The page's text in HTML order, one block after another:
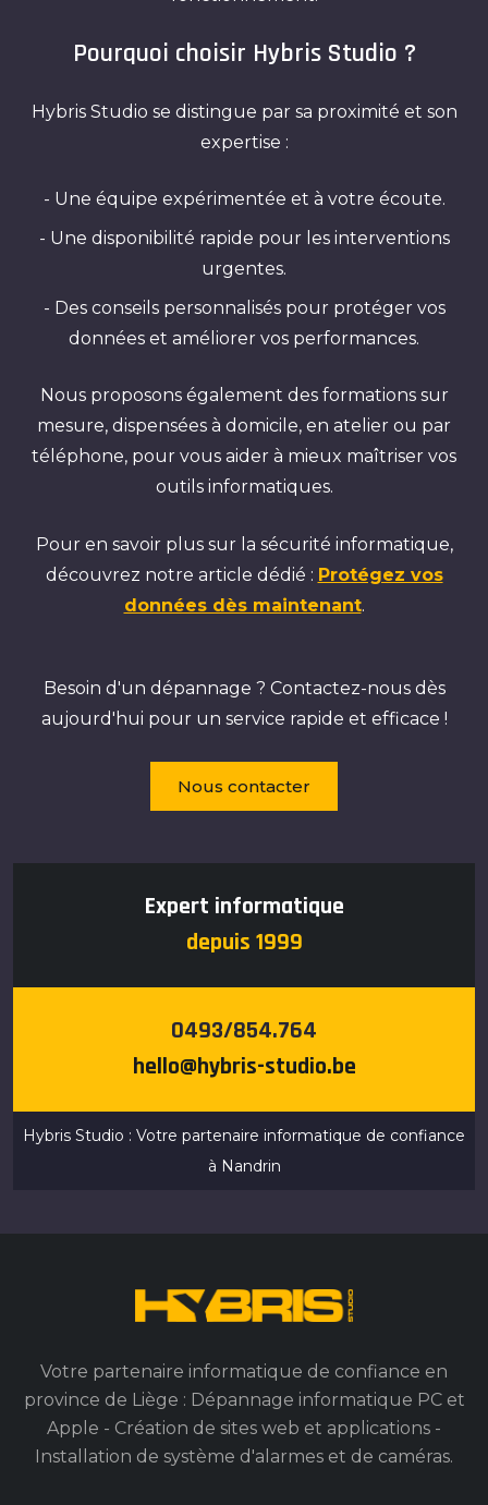
Pourquoi choisir Hybris Studio ?
Hybris Studio se distingue par sa proximité et son
expertise :
- Une équipe expérimentée et à votre écoute.
- Une disponibilité rapide pour les interventions
urgentes.
- Des conseils personnalisés pour protéger vos
données et améliorer vos performances.
Nous proposons également des formations sur
mesure, dispensées à domicile, en atelier ou par
téléphone, pour vous aider à mieux maîtriser vos
outils informatiques.
Pour en savoir plus sur la sécurité informatique,
découvrez notre article dédié : Protégez vos
données dès maintenant.
Besoin d'un dépannage ? Contactez-nous dès
aujourd'hui pour un service rapide et efficace !
Nous contacter
Expert informatique
depuis 1999
0493/854.764
hello@hybris-studio.be
Hybris Studio : Votre partenaire informatique de confiance
à Nandrin
Votre partenaire informatique de confiance en
province de Liège : Dépannage informatique PC et
Apple - Création de sites web et applications -
Installation de système d'alarmes et de caméras.